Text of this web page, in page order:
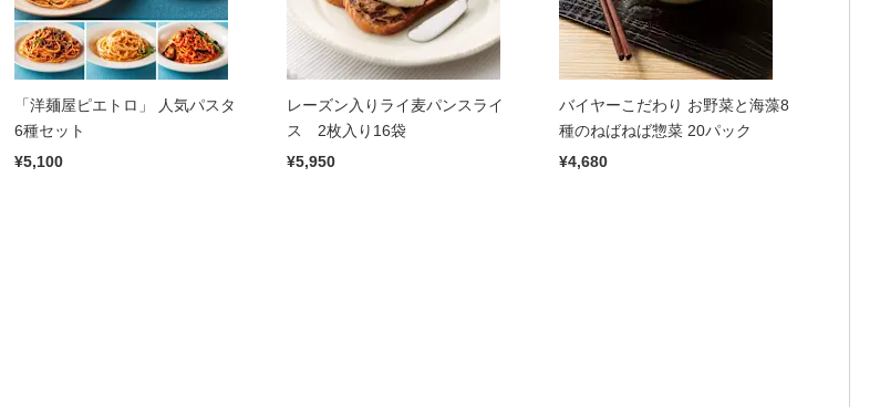
「洋麺屋ピエトロ」 人気パスタ
6種セット
¥5,100
レーズン入りライ麦パンスライ
ス 2枚入り16袋
¥5,950
バイヤーこだわり お野菜と海藻8
種のねばねば惣菜 20パック
¥4,680